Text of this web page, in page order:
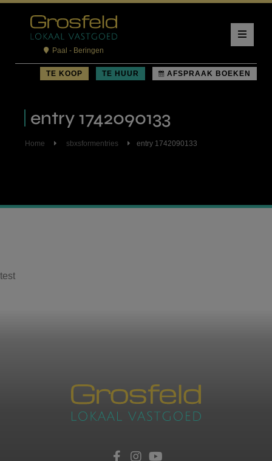
Contacteer ons
Paal - Beringen
TE KOOP TE HUUR AFSPRAAK BOEKEN
entry 1742090133
Home sbxsformentries entry 1742090133
test